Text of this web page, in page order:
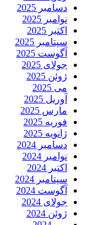
دسامبر 2025
نوامبر 2025
اکتبر 2025
سپتامبر 2025
آگوست 2025
جولای 2025
ژوئن 2025
می 2025
آوریل 2025
مارس 2025
فوریه 2025
ژانویه 2025
دسامبر 2024
نوامبر 2024
اکتبر 2024
سپتامبر 2024
آگوست 2024
جولای 2024
ژوئن 2024